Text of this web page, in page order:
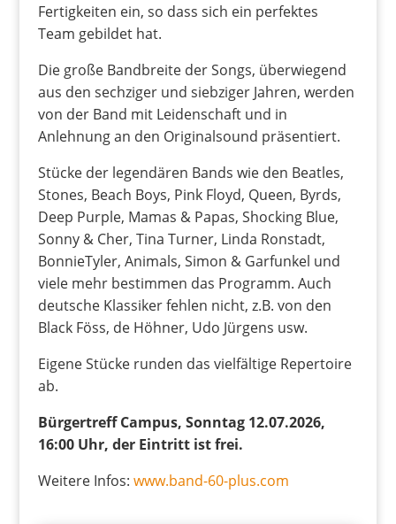
Fertigkeiten ein, so dass sich ein perfektes
Team gebildet hat.
Die große Bandbreite der Songs, überwiegend
aus den sechziger und siebziger Jahren, werden
von der Band mit Leidenschaft und in
Anlehnung an den Originalsound präsentiert.
Stücke der legendären Bands wie den Beatles,
Stones, Beach Boys, Pink Floyd, Queen, Byrds,
Deep Purple, Mamas & Papas, Shocking Blue,
Sonny & Cher, Tina Turner, Linda Ronstadt,
BonnieTyler, Animals, Simon & Garfunkel und
viele mehr bestimmen das Programm. Auch
deutsche Klassiker fehlen nicht, z.B. von den
Black Föss, de Höhner, Udo Jürgens usw.
Eigene Stücke runden das vielfältige Repertoire
ab.
Bürgertreff Campus, Sonntag 12.07.2026,
16:00 Uhr, der Eintritt ist frei.
Weitere Infos: www.band-60-plus.com